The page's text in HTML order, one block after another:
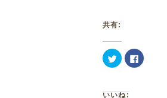
共有:
ク
リ
て
Facebook
で
いいね: